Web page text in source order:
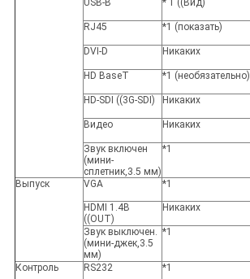
USB-B * 1 ((Вид)
RJ45 *1 (показать)
DVI-D Никаких
HD BaseT *1 (необязательно)
HD-SDI ((3G-SDI) Никаких
Видео Никаких
Звук включен
(мини-
сплетник,3.5 мм)
*1
Выпуск VGA *1
HDMI 1.4B
((OUT)
Никаких
Звук выключен.
(мини-джек,3.5
мм)
*1
Контроль RS232 *1